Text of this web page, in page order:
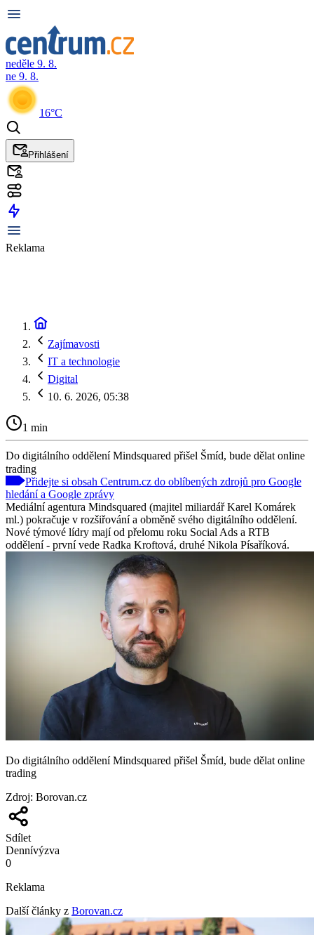
neděle 9. 8.
ne 9. 8.
16°C
Přihlášení
Reklama
Zajímavosti
IT a technologie
Digital
10. 6. 2026, 05:38
1 min
Do digitálního oddělení Mindsquared přišel Šmíd, bude dělat online
trading
Přidejte si obsah Centrum.cz do oblíbených zdrojů pro Google
hledání a Google zprávy
Mediální agentura Mindsquared (majitel miliardář Karel Komárek
ml.) pokračuje v rozšiřování a obměně svého digitálního oddělení.
Nové týmové lídry mají od přelomu roku Social Ads a RTB
oddělení - první vede Radka Kroftová, druhé Nikola Písaříková.
Do digitálního oddělení Mindsquared přišel Šmíd, bude dělat online
trading
Zdroj: Borovan.cz
Sdílet
Dennívýzva
0
Reklama
Další články z Borovan.cz